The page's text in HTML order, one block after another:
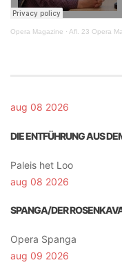
Opera Magazine · Afl. 23 Opera
aug 08 2026
DIE ENTFÜHRUNG AUS
Paleis het Loo
aug 08 2026
SPANGA/DER
Opera Spanga
aug 09 2026